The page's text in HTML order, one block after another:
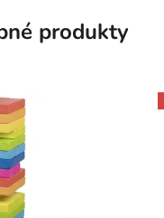
produkty